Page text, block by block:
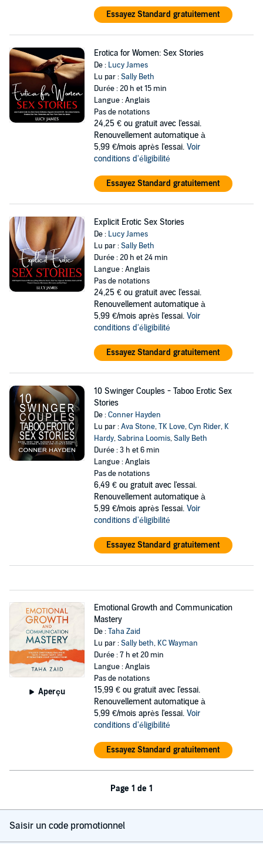
Essayez Standard gratuitement
Erotica for Women: Sex Stories
De : Lucy James
Lu par :Sally Beth
Durée : 20 h et 15 min
Langue : Anglais
Pas de notations
24,25 € ou gratuit avec l'essai.
Renouvellement automatique à
5,99 €/mois après l'essai. Voir
conditions d'éligibilité
Essayez Standard gratuitement
Explicit Erotic Sex Stories
De : Lucy James
Lu par :Sally Beth
Durée : 20 h et 24 min
Langue : Anglais
Pas de notations
24,25 € ou gratuit avec l'essai.
Renouvellement automatique à
5,99 €/mois après l'essai. Voir
conditions d'éligibilité
Essayez Standard gratuitement
10 Swinger Couples - Taboo Erotic Sex
Stories
De :Conner Hayden
Lu par :Ava Stone,TK Love,Cyn Rider, K
Hardy,Sabrina Loomis,Sally Beth
Durée : 3 h et 6 min
Langue : Anglais
Pas de notations
6,49 € ou gratuit avec l'essai.
Renouvellement automatique à
5,99 €/mois après l'essai. Voir
conditions d'éligibilité
Essayez Standard gratuitement
Aperçu
Emotional Growth and Communication
Mastery
De :Taha Zaid
Lu par :Sally beth, KC Wayman
Durée : 7 h et 20 min
Langue : Anglais
Pas de notations
15,99 € ou gratuit avec l'essai.
Renouvellement automatique à
5,99 €/mois après l'essai. Voir
conditions d'éligibilité
Essayez Standard gratuitement
Page 1 de 1
Saisir un code promotionnel